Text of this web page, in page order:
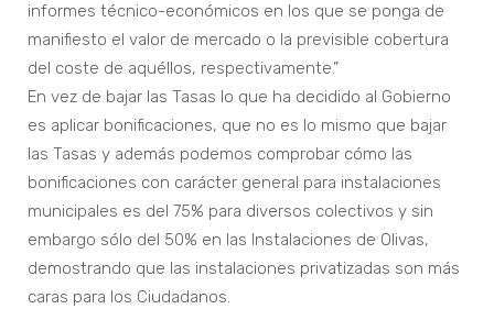
informes técnico-económicos en los que se ponga de
manifiesto el valor de mercado o la previsible cobertura
del coste de aquéllos, respectivamente.”
En vez de bajar las Tasas lo que ha decidido al Gobierno
es aplicar bonificaciones, que no es lo mismo que bajar
las Tasas y además podemos comprobar cómo las
bonificaciones con carácter general para instalaciones
municipales es del 75% para diversos colectivos y sin
embargo sólo del 50% en las Instalaciones de Olivas,
demostrando que las instalaciones privatizadas son más
caras para los Ciudadanos.